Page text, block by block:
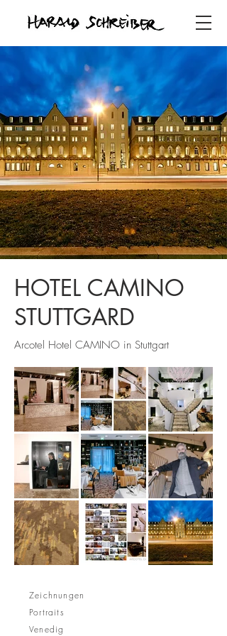
HOTEL CAMINO
STUTTGARD
Arcotel Hotel CAMINO in Stuttgart
Zeichnungen
Portraits
Venedig